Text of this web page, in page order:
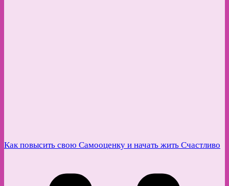
Как повысить свою Самооценку и начать жить Счастливо